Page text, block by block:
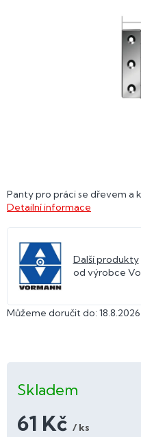
Můžeme doručit do: 18.8.2026
Skladem
61 Kč / ks
Panty pro práci se dřevem a
Detailní informace
Další produkty
od výrobce